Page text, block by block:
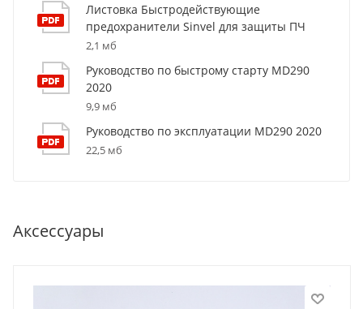
Листовка Быстродействующие
предохранители Sinvel для защиты ПЧ
2,1 мб
Руководство по быстрому старту MD290
2020
9,9 мб
Руководство по эксплуатации MD290 2020
22,5 мб
Аксессуары